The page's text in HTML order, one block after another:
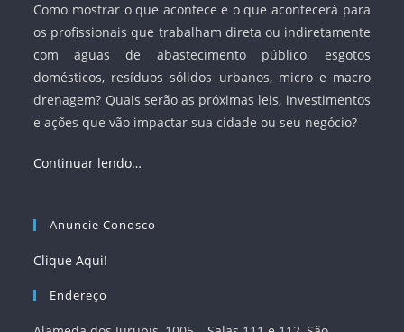
Como mostrar o que acontece e o que acontecerá para
os profissionais que trabalham direta ou indiretamente
com águas de abastecimento público, esgotos
domésticos, resíduos sólidos urbanos, micro e macro
drenagem? Quais serão as próximas leis, investimentos
e ações que vão impactar sua cidade ou seu negócio?
Continuar lendo…
Anuncie Conosco
Clique Aqui!
Endereço